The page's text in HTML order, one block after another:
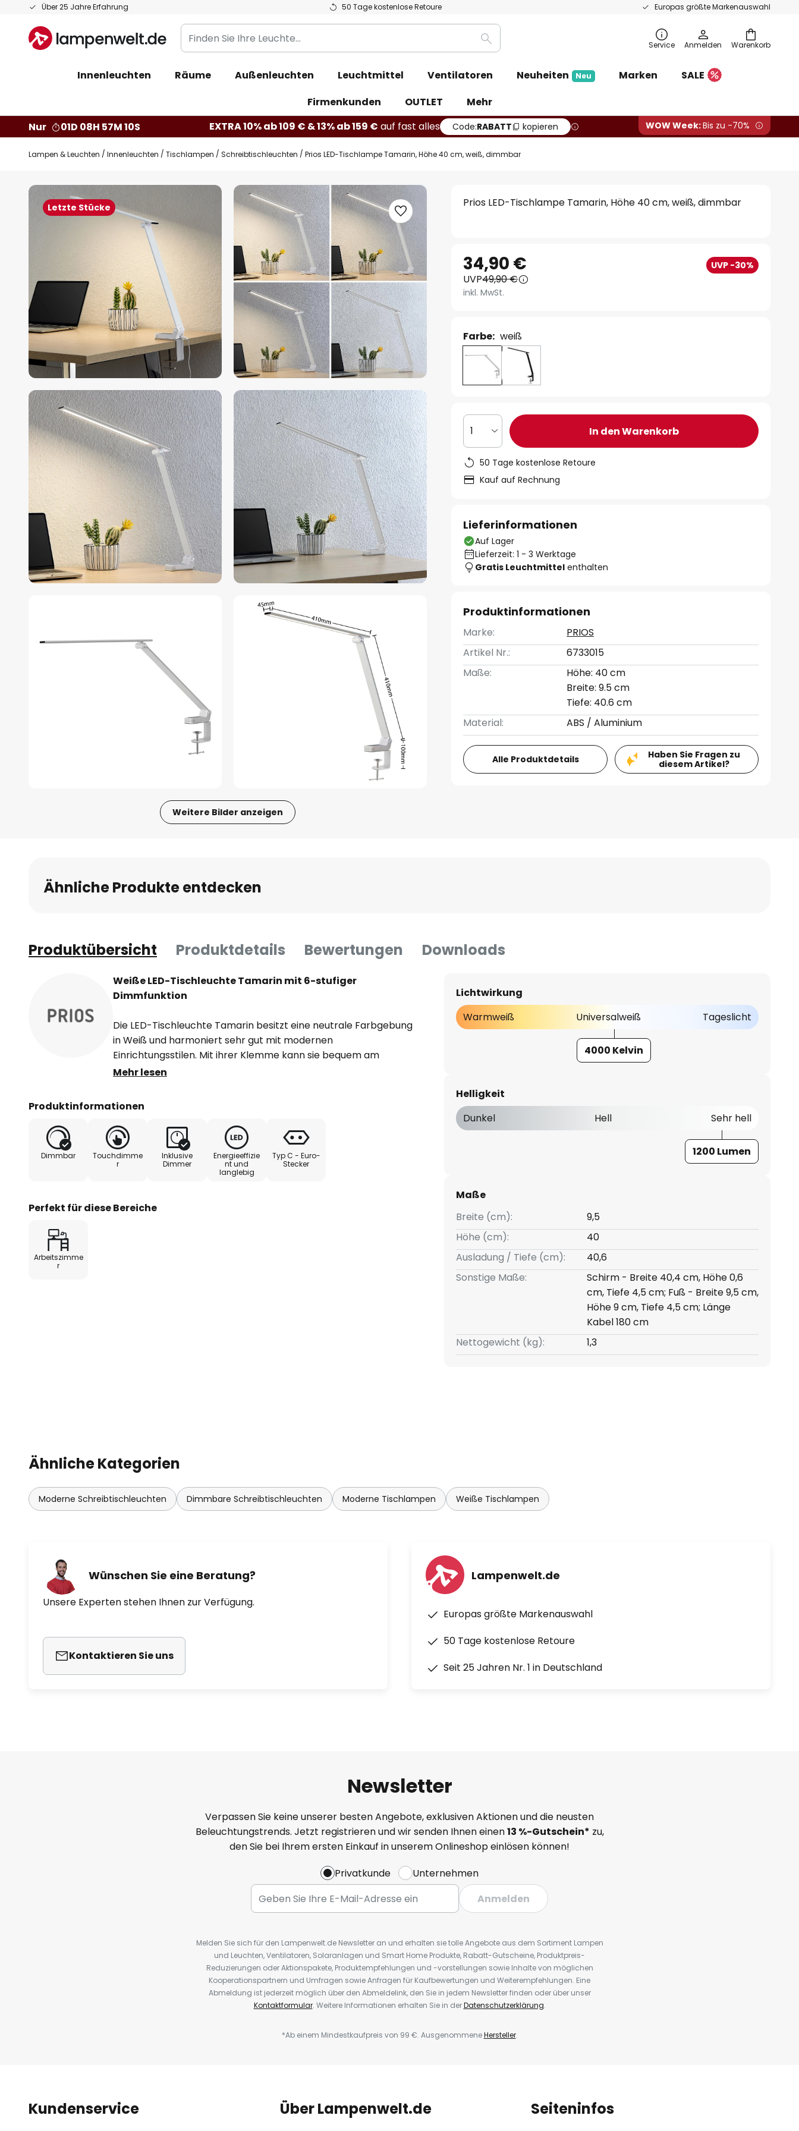
Über 25 Jahre Erfahrung 50 Tage kostenlose Retoure Europas größte Markenauswahl
Zum
springen
Warenkorb
Finden
Sie
Leuchte...
Suche Service Anmelden
Innenleuchten Räume Außenleuchten Leuchtmittel Ventilatoren Neuheiten Neu Marken
SALE
Firmenkunden
OUTLET
Mehr
Nur
01D 08H 57M 09S EXTRA 10% ab 109 € & 13% ab 159 € auf fast alles Code:RABATT kopieren WOW Week:Bis zu -70%
Lampen & Leuchten Innenleuchten Tischlampen Schreibtischleuchten Prios LED-Tischlampe Tamarin, Höhe 40 cm, weiß, dimmbar
Letzte Stücke
Zum
Ende
springen
Weitere Bilder anzeigen
Bildgalerie
springen
Prios LED-Tischlampe Tamarin, Höhe 40 cm, weiß, dimmbar
34,90 € UVP -30%
UVP49,90 €
inkl. MwSt.
Farbe: weiß
1 In den Warenkorb
50 Tage kostenlose Retoure
Kauf auf Rechnung
Lieferinformationen
Auf Lager
Lieferzeit: 1 - 3 Werktage
Gratis Leuchtmittel enthalten
Produktinformationen
Marke:
PRIOS
Artikel Nr.:
6733015
Maße:
Höhe: 40 cm
Breite: 9.5 cm
Tiefe: 40.6 cm
Material:
ABS / Aluminium
Alle Produktdetails
Haben Sie Fragen zu
diesem Artikel?
Ähnliche Produkte entdecken
Produktübersicht Produktdetails Bewertungen Downloads
Weiße LED-Tischleuchte Tamarin mit 6-stufiger
Dimmfunktion
Die LED-Tischleuchte Tamarin besitzt eine neutrale Farbgebung
in Weiß und harmoniert sehr gut mit modernen
Einrichtungsstilen. Mit ihrer Klemme kann sie bequem am
Tischrand befestigt werden, dabei beträgt die Klemmlänge 6
ab, der auf Wunsch in 6 Stufen gedimmt werden kann. Auf diese
Schreibtisch.
Mehr lesen
Produktinformationen
Dimmbar
Touchdimme
r
Inklusive
Dimmer
Energieeffizie
nt und
langlebig
Typ C - Euro-
Stecker
Perfekt für diese Bereiche
Arbeitszimme
r
Lichtwirkung
Warmweiß
Universalweiß Tageslicht
4000 Kelvin
Helligkeit
Dunkel
Hell Sehr hell
1200 Lumen
Maße
Breite (cm):
9,5
Höhe (cm):
40
Ausladung / Tiefe (cm):
40,6
Sonstige Maße:
Schirm - Breite 40,4 cm, Höhe 0,6
cm, Tiefe 4,5 cm; Fuß - Breite 9,5 cm,
Höhe 9 cm, Tiefe 4,5 cm; Länge
Kabel 180 cm
Nettogewicht (kg):
1,3
Ähnliche Kategorien
Moderne Schreibtischleuchten Dimmbare Schreibtischleuchten Moderne Tischlampen Weiße Tischlampen
Wünschen Sie eine Beratung?
Unsere Experten stehen Ihnen zur Verfügung.
Kontaktieren Sie uns
Lampenwelt.de
Europas größte Markenauswahl
50 Tage kostenlose Retoure
Seit 25 Jahren Nr. 1 in Deutschland
Newsletter
Verpassen Sie keine unserer besten Angebote, exklusiven Aktionen und die neusten
Beleuchtungstrends. Jetzt registrieren und wir senden Ihnen einen13 %-Gutschein* zu,
den Sie bei Ihrem ersten Einkauf in unserem Onlineshop einlösen können!
Privatkunde
Unternehmen
Anmelden
Melden Sie sich für den Lampenwelt.de Newsletter an und erhalten sie tolle Angebote aus dem Sortiment Lampen
und Leuchten, Ventilatoren, Solaranlagen und Smart Home Produkte, Rabatt-Gutscheine, Produktpreis-
Reduzierungen oder Aktionspakete, Produktempfehlungen und -vorstellungen sowie Inhalte von möglichen
Kooperationspartnern und Umfragen sowie Anfragen für Kaufbewertungen und Weiterempfehlungen. Eine
Abmeldung ist jederzeit möglich über den Abmeldelink, den Sie in jedem Newsletter finden oder über unser
Kontaktformular. Weitere Informationen erhalten Sie in derDatenschutzerklärung.
*Ab einem Mindestkaufpreis von 99 €. AusgenommeneHersteller.
Kundenservice Über Lampenwelt.de Seiteninfos